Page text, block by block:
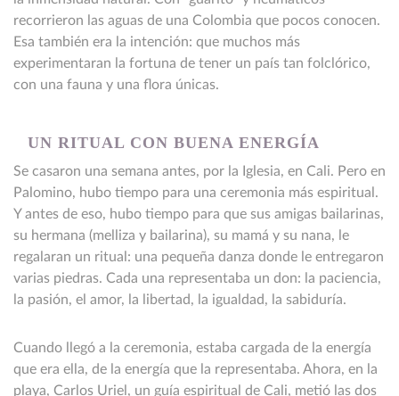
recorrieron las aguas de una Colombia que pocos conocen.
Esa también era la intención: que muchos más
experimentaran la fortuna de tener un país tan folclórico,
con una fauna y una flora únicas.
UN RITUAL CON BUENA ENERGÍA
Se casaron una semana antes, por la Iglesia, en Cali. Pero en
Palomino, hubo tiempo para una ceremonia más espiritual.
Y antes de eso, hubo tiempo para que sus amigas bailarinas,
su hermana (melliza y bailarina), su mamá y su nana, le
regalaran un ritual: una pequeña danza donde le entregaron
varias piedras. Cada una representaba un don: la paciencia,
la pasión, el amor, la libertad, la igualdad, la sabiduría.
Cuando llegó a la ceremonia, estaba cargada de la energía
que era ella, de la energía que la representaba. Ahora, en la
playa, Carlos Uriel, un guía espiritual de Cali, metió las dos